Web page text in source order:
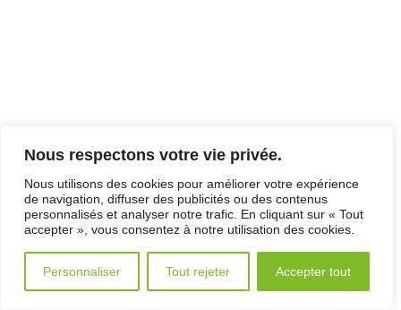
Nous respectons votre vie privée.
Nous utilisons des cookies pour améliorer votre expérience
de navigation, diffuser des publicités ou des contenus
personnalisés et analyser notre trafic. En cliquant sur « Tout
accepter », vous consentez à notre utilisation des cookies.
Personnaliser Tout rejeter Accepter tout